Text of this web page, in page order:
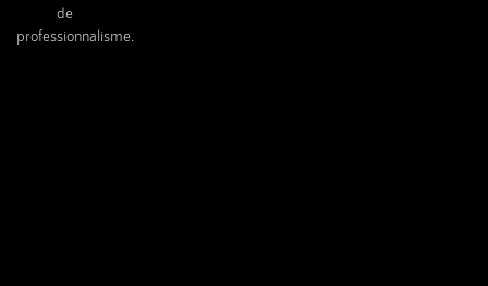
de
professionnalisme.